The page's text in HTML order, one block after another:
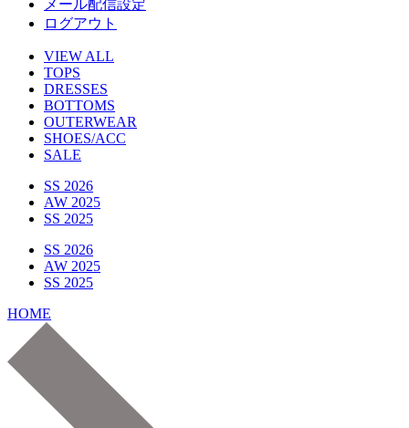
メール配信設定
ログアウト
VIEW ALL
TOPS
DRESSES
BOTTOMS
OUTERWEAR
SHOES/ACC
SALE
SS 2026
AW 2025
SS 2025
SS 2026
AW 2025
SS 2025
HOME